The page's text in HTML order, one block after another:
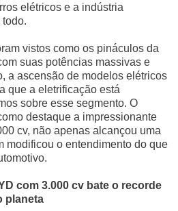
elétricos e a indústria
vistos como os pináculos da
suas potências massivas e
a ascensão de modelos elétricos
que a eletrificação está
sobre esse segmento. O
destaque a impressionante
cv, não apenas alcançou uma
modificou o entendimento do que
com 3.000 cv bate o recorde
planeta